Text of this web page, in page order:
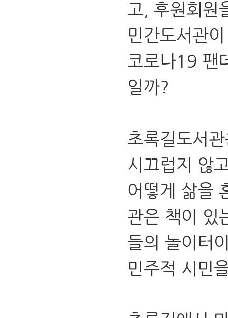
고, 후원회원
민간도서관
코로나19 팬
일까?
초록길도서
시끄럽지 않
어떻게 삶을
관은 책이 있
들의 놀이터
민주적 시민